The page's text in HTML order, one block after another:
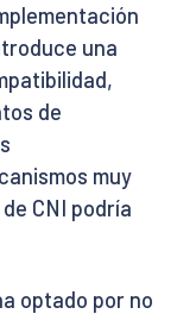
una
de
muy
CNI podría
optado por no